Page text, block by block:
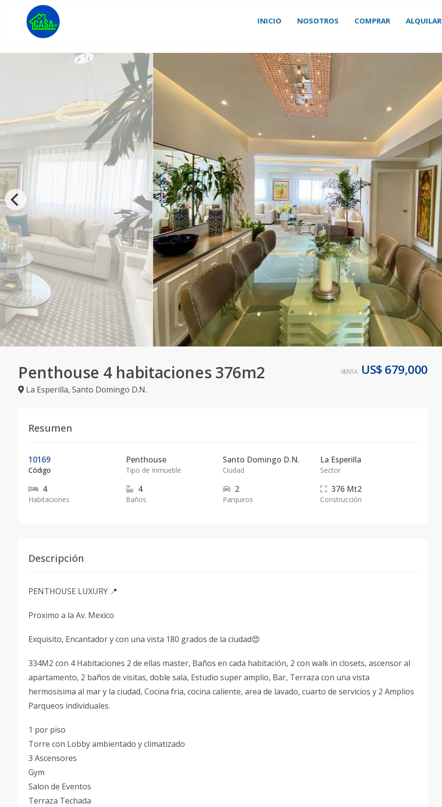
INICIO NOSOTROS COMPRAR ALQUILAR
Penthouse 4 habitaciones 376m2
La Esperilla, Santo Domingo D.N.
VENTA US$ 679,000
Resumen
10169
Código
Penthouse
Tipo de Inmueble
Santo Domingo D.N.
Ciudad
La Esperilla
Sector
4
Habitaciones
4
Baños
2
Parqueos
376 Mt2
Construcción
Descripción
PENTHOUSE LUXURY 📍
Proximo a la Av. Mexico
Exquisito, Encantador y con una vista 180 grados de la ciudad😍
334M2 con 4 Habitaciones 2 de ellas master, Baños en cada habitación, 2 con walk in closets, ascensor al
apartamento, 2 baños de visitas, doble sala, Estudio super amplio, Bar, Terraza con una vista
hermosisima al mar y la ciudad, Cocina fria, cocina caliente, area de lavado, cuarto de servicios y 2 Amplios
Parqueos individuales.
1 por piso
Torre con Lobby ambientado y climatizado
3 Ascensores
Gym
Salon de Eventos
Terraza Techada